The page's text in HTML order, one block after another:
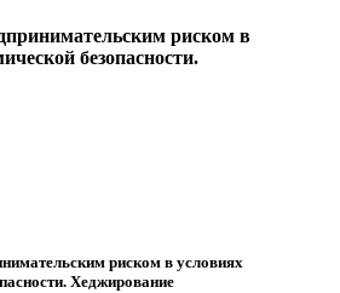
риском в
безопасности.
риском в условиях
Хеджирование